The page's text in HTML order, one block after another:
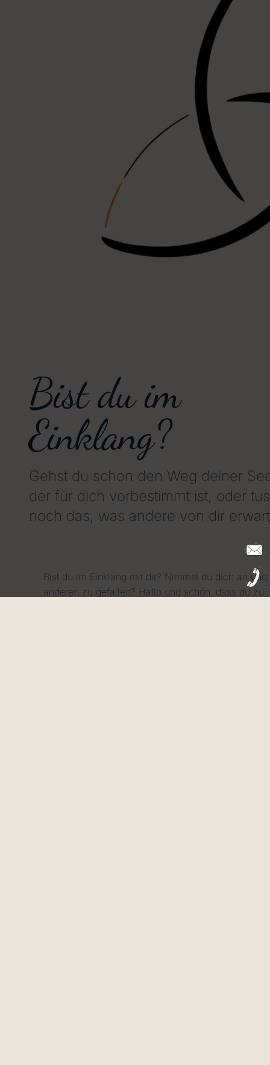
Bist du im
Einklang?
Gehst du schon den Weg deiner
der für dich vorbestimmt ist, oder
noch das, was andere von dir
Bist du im Einklang mit dir? Nimmst du dich an
anderen zu gefallen? Hallo und schön, dass du